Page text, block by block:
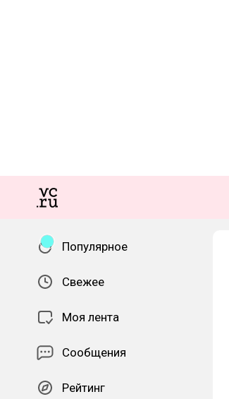
Популярное
Свежее
Моя лента
Сообщения
Рейтинг